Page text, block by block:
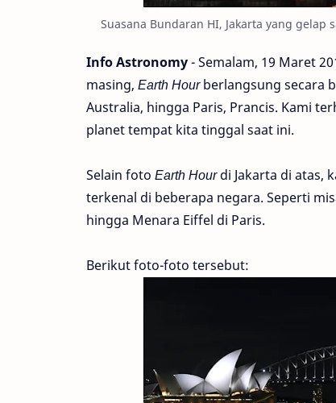
Suasana Bundaran HI, Jakarta yang gelap
Info Astronomy- Semalam, 19 Maret
masing, Earth Hourberlangsung secara
Australia, hingga Paris, Prancis. Kami
planet tempat kita tinggal saat ini.
Selain foto Earth Hourdi Jakarta di atas,
terkenal di beberapa negara. Seperti
hingga Menara Eiffel di Paris.
Berikut foto-foto tersebut: